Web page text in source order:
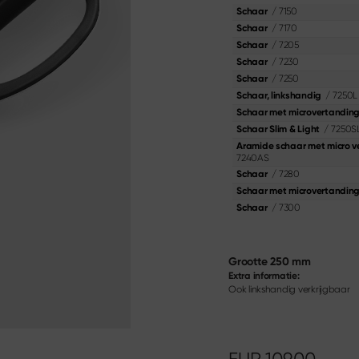
en uitbenen
The Legend – Anniversary Edition
Shun Classic Red
Shun Kohen Set
Messen & Geschenksets
Materialien & Pflege
Ontdek hier
Schaar / 7150
Schaar / 7170
Schaar / 7205
Schaar / 7230
Schaar / 7250
Schaar, linkshandig / 7250L
Schaar met microvertanding
Schaar Slim & Light / 7250SL
Aramide schaar met micro
7240AS
Schaar / 7280
Schaar met microvertanding
Schaar / 7300
Grootte250 mm
Extra informatie:
Ook linkshandig verkrijgbaar